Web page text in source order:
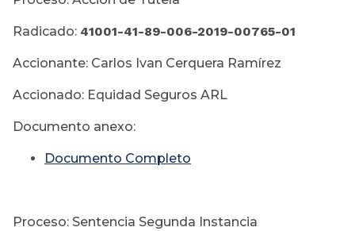
Radicado: 41001-41-89-006-2019-00765-01
Accionante: Carlos Ivan Cerquera Ramírez
Accionado: Equidad Seguros ARL
Documento anexo:
Documento Completo
Proceso: Sentencia Segunda Instancia